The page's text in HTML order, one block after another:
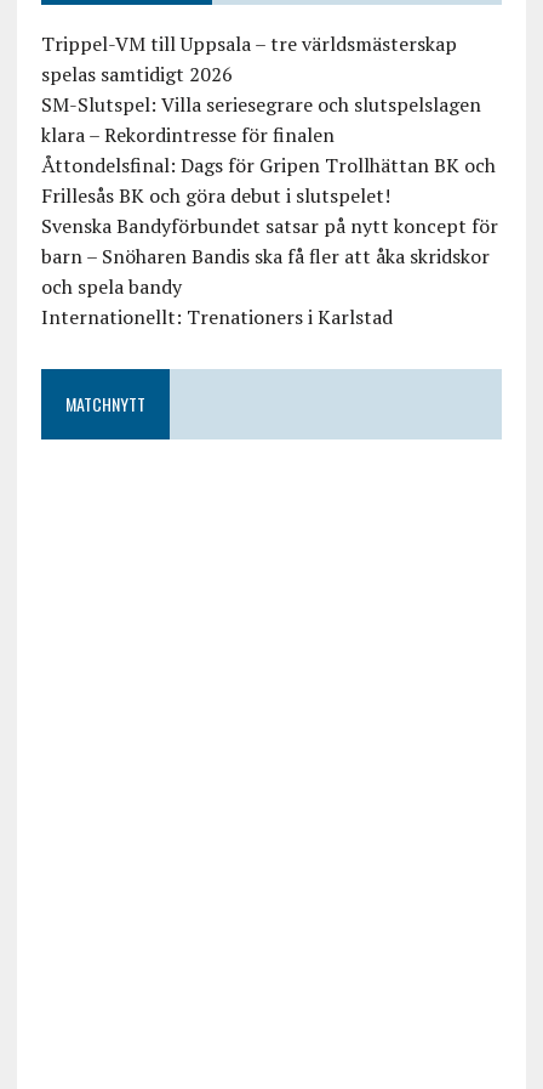
Trippel-VM till Uppsala – tre världsmästerskap
spelas samtidigt 2026
SM-Slutspel: Villa seriesegrare och slutspelslagen
klara – Rekordintresse för finalen
Åttondelsfinal: Dags för Gripen Trollhättan BK och
Frillesås BK och göra debut i slutspelet!
Svenska Bandyförbundet satsar på nytt koncept för
barn – Snöharen Bandis ska få fler att åka skridskor
och spela bandy
Internationellt: Trenationers i Karlstad
MATCHNYTT